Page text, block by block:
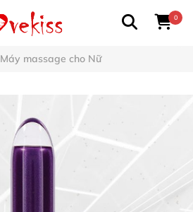
0
Máy massage cho Nữ